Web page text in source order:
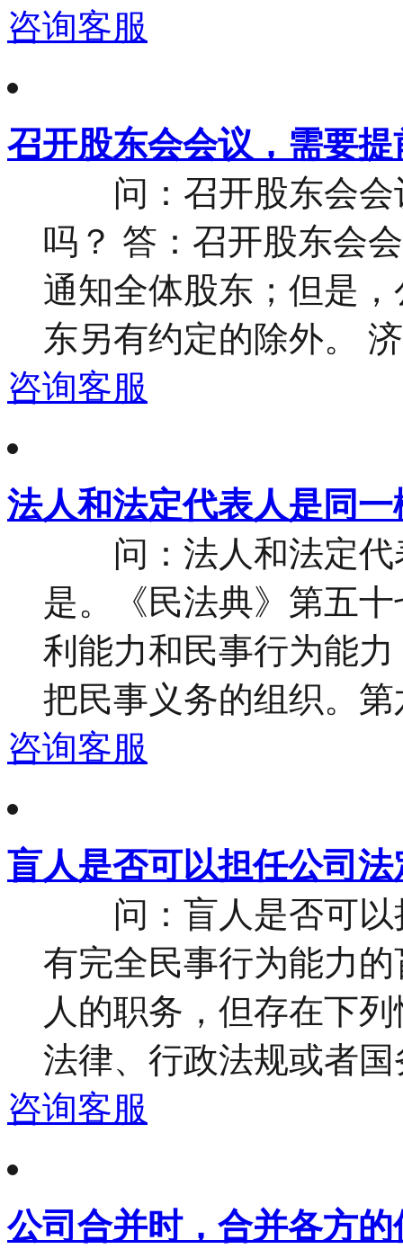
咨询客服
召开股东会会议，需要
问：召开股东会会
吗？ 答：召开股东会
通知全体股东；但是
东另有约定的除外。
咨询客服
法人和法定代表人是同
问：法人和法定代
是。《民法典》第五
利能力和民事行为能
把民事义务的组织。
咨询客服
盲人是否可以担任公司
问：盲人是否可以
有完全民事行为能力
人的职务，但存在下
法律、行政法规或者
咨询客服
公司合并时，合并各方